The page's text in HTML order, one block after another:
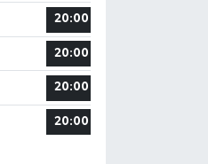
20:00
20:00
20:00
20:00